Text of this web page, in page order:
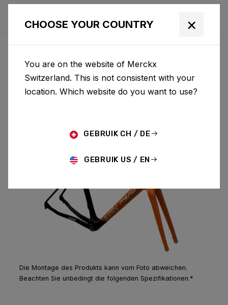
525
Die Montage des Produkts kann vom Foto abweichen.
Beachten Sie unbedingt die folgenden Spezifikationen.*
CHOOSE YOUR COUNTRY ×
You are on the website of Merckx
Switzerland. This is not consistent with your
location. Which website do you want to use?
GEBRUIK CH / DE
GEBRUIK US / EN